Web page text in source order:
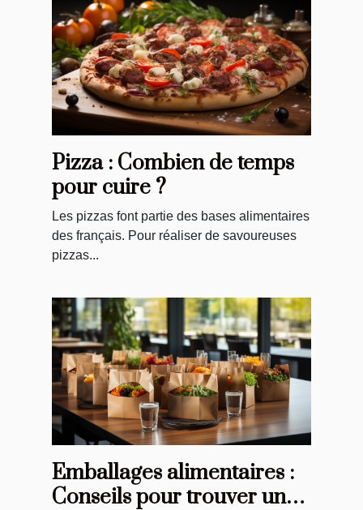
Pizza : Combien de temps
pour cuire ?
Les pizzas font partie des bases alimentaires
des français. Pour réaliser de savoureuses
pizzas...
Emballages alimentaires :
Conseils pour trouver un